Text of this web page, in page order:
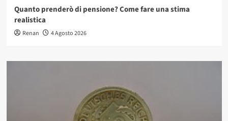
Quanto prenderò di pensione? Come fare una stima
realistica
Renan 4 Agosto 2026